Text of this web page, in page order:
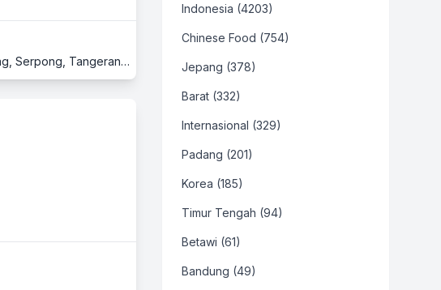
Summarecon Mall Serpong, Lantai Ground, Downtown Walk, Jl. Gading Serpong Boulevard, Gading Serpong, Serpong, Tangerang, Banten
Indonesia (4203)
Chinese Food (754)
Jepang (378)
Barat (332)
Internasional (329)
Padang (201)
Korea (185)
Timur Tengah (94)
Betawi (61)
Bandung (49)